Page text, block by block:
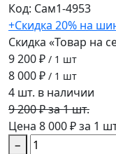
Код: Сам1-4953
+Скидка 20% на
Скидка «Товар на
9 200 ₽ / 1 шт
8 000 ₽ / 1 шт
4 шт. в наличии
9 200 ₽ за 1 шт.
Цена 8 000 ₽ за 1
−